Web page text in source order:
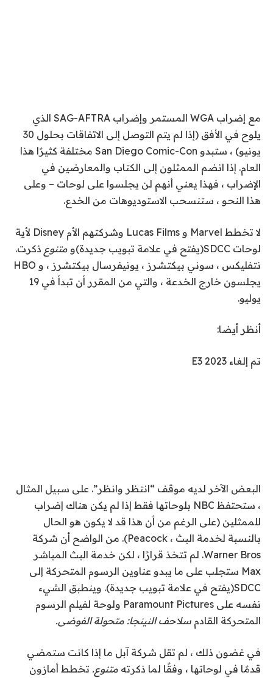
مع إضراب WGA المستمر وإضراب SAG-AFTRA الذي
يلوح في الأفق (إذا لم يتم التوصل إلى الاتفاقات بحلول 30
يونيو) ، ستبدو San Diego Comic-Con مختلفة كثيرًا هذا
العام. إذا انضم الممثلون إلى الكتاب والمعارضين في
الإضراب ، فهذا يعني أنهم لن يجلسوا على لوحات – وعلى
هذا النحو ، ستنسحب الاستوديوهات من الخدع.
لا تخطط Marvel و Lucas Films وشركتهم الأم Disney لأية
لوحات SDCC
(يفتح في علامة تبويب جديدة)و متنوع ذكرت.
نتفليكس ، سوني بيكتشرز ، يونيفرسال بيكتشرز ، و HBO
يجلسون خارج الخدعة ، والتي من المقرر أن تبدأ في 19
يوليو.
أنظر أيضا:
تم إلغاء E3 2023
البعض الآخر لديه موقف “انتظر وانظر”. على سبيل المثال
، ستحتفظ NBC بلوحاتها فقط إذا لم يكن هناك إضراب
للممثلين (على الرغم من أن هذا قد لا يكون هو الحال
بالنسبة لخدمة البث ، Peacock). من الواضح أن شركة
Warner Bros. لم تتخذ قرارًا ، لكن خدمة البث المباشر
Max ستجلب على ما يبدو عناوين الرسوم المتحركة إلى
SDCC(يفتح في علامة تبويب جديدة). وينطبق الشيء
نفسه على Paramount Pictures ولوحة لفيلم الرسوم
المتحركة القادم سلاحف النينجا: متحولة الفوضى.
في غضون ذلك ، لم تقل شركة آبل ما إذا كانت ستمضي
قدمًا في لوحاتها ، وفقًا لما ذكرته متنوع. تخطط أمازون